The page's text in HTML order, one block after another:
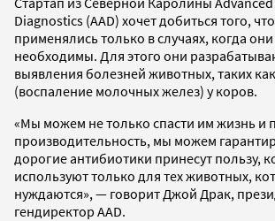
Diagnostics (AAD) хочет добиться того,
применялись только в случаях, когда
необходимы. Для этого они
выявления болезней животных, таких
(воспаление молочных желез) у коров.
«Мы можем не только спасти им жизнь и
производительность, мы можем
дорогие антибиотики принесут пользу,
используют только для тех животных,
нуждаются», — говорит Джой Драк,
гендиректор AAD.